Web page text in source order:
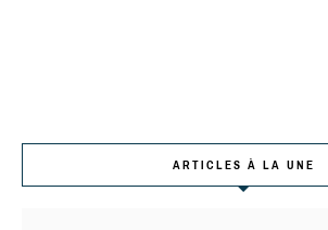
ARTICLES À LA UNE